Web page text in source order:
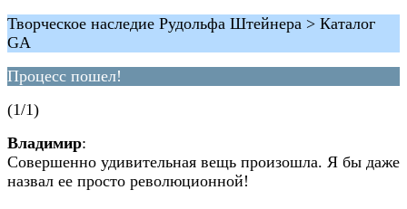
Творческое наследие Рудольфа Штейнера > Каталог
GA
Процесс пошел!
(1/1)
Владимир:
Совершенно удивительная вещь произошла. Я бы даже
назвал ее просто революционной!